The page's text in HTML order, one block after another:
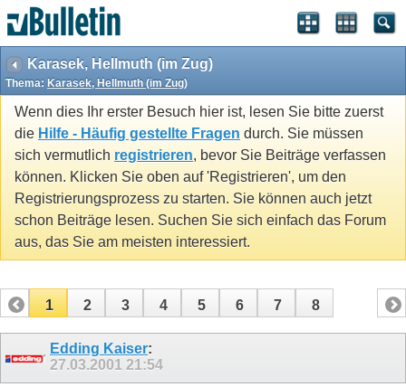
Karasek, Hellmuth (im Zug)
Thema: Karasek, Hellmuth (im Zug)
Wenn dies Ihr erster Besuch hier ist, lesen Sie bitte zuerst
die Hilfe - Häufig gestellte Fragen durch. Sie müssen
sich vermutlich registrieren, bevor Sie Beiträge verfassen
können. Klicken Sie oben auf 'Registrieren', um den
Registrierungsprozess zu starten. Sie können auch jetzt
schon Beiträge lesen. Suchen Sie sich einfach das Forum
aus, das Sie am meisten interessiert.
1 2 3 4 5 6 7 8
Edding Kaiser:
27.03.2001 21:54